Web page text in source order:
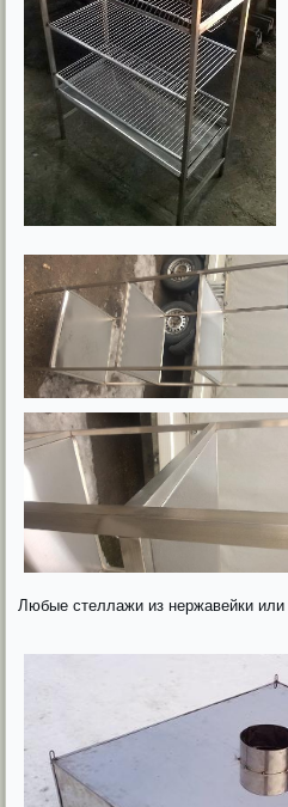
Любые стеллажи из нержавейки или